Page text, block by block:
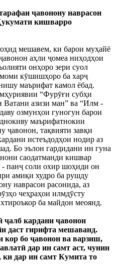
ҷавонону наврасон
кишварро
мешавем, ки барои муҳайё
аҳли ҷомеа ниҳодҳои
онҳоро зери суол
кӯшишҳоро ба харҷ
маърифат камол ёбад.
“Фурӯғи субҳи
Ватани азизи ман” ва “Илм -
озмунҳои гуногун барои
маърифатнокии
ҷавонон, тақвияти завқи
истеъдодҳои нодир аз
Бо эълон гардидани ин гуна
саодатманди кишвар
- панҷ соли охир шоҳиди он
амиқи худро ба рушду
наврасон расонида, аз
чеҳраҳои илмдӯсту
ба майдон меоянд.
ҷалб кардани ҷавонон
даст гирифта мешаванд.
кор бо ҷавонон ва варзиш,
дар ин самт аст, чунин
ки дар ин самт Кумита то